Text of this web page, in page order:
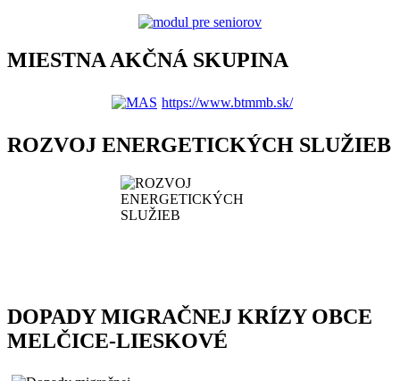
MIESTNA AKČNÁ SKUPINA
https://www.btmmb.sk/
ROZVOJ ENERGETICKÝCH SLUŽIEB
DOPADY MIGRAČNEJ KRÍZY OBCE
MELČICE-LIESKOVÉ